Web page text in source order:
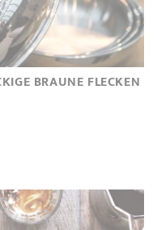
BRAUNE FLECKEN